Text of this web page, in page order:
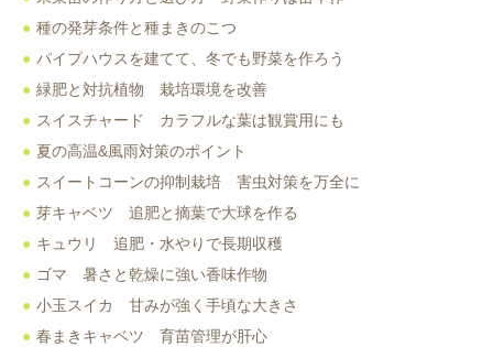
種の発芽条件と種まきのこつ
パイプハウスを建てて、冬でも野菜を作ろう
緑肥と対抗植物 栽培環境を改善
スイスチャード カラフルな葉は観賞用にも
夏の高温&風雨対策のポイント
スイートコーンの抑制栽培 害虫対策を万全に
芽キャベツ 追肥と摘葉で大球を作る
キュウリ 追肥・水やりで長期収穫
ゴマ 暑さと乾燥に強い香味作物
小玉スイカ 甘みが強く手頃な大きさ
春まきキャベツ 育苗管理が肝心